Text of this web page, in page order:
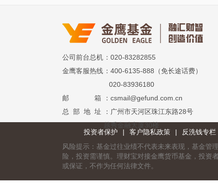
公司前台总机 ：020-83282855
金鹰客服热线 ：400-6135-888（免长途话费）
020-83936180
邮 箱
：csmail@gefund.com.cn
总 部 地 址
：广州市天河区珠江东路28号
越秀金融大厦30楼
投资者保护
| 客户隐私政策 |
反洗钱专栏
风险提示：基金过往业绩不代表未来表现，基金管
险，投资需谨慎。理财宝对接金鹰货币基金，投资
或保证，不作为任何法律文件。